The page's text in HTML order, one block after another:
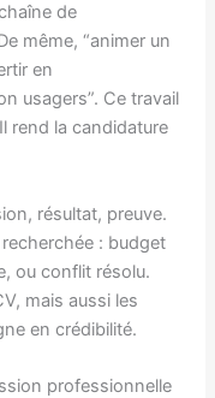
de
même, “animer un
en
usagers”. Ce travail
rend la candidature
résultat, preuve.
: budget
ou conflit résolu.
mais aussi les
en crédibilité.
professionnelle